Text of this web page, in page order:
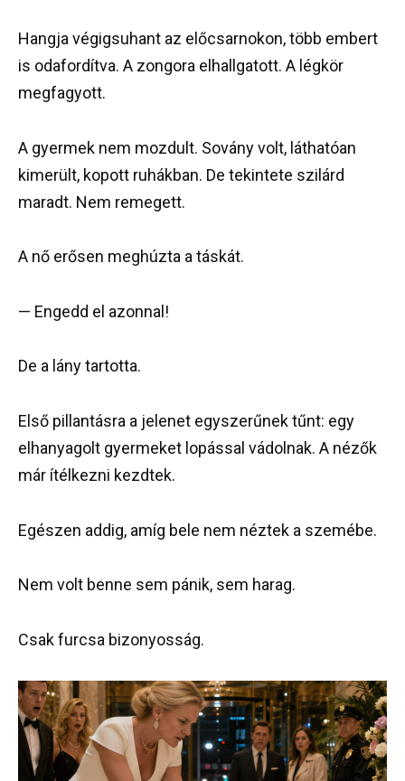
Hangja végigsuhant az előcsarnokon, több embert
is odafordítva. A zongora elhallgatott. A légkör
megfagyott.
A gyermek nem mozdult. Sovány volt, láthatóan
kimerült, kopott ruhákban. De tekintete szilárd
maradt. Nem remegett.
A nő erősen meghúzta a táskát.
— Engedd el azonnal!
De a lány tartotta.
Első pillantásra a jelenet egyszerűnek tűnt: egy
elhanyagolt gyermeket lopással vádolnak. A nézők
már ítélkezni kezdtek.
Egészen addig, amíg bele nem néztek a szemébe.
Nem volt benne sem pánik, sem harag.
Csak furcsa bizonyosság.